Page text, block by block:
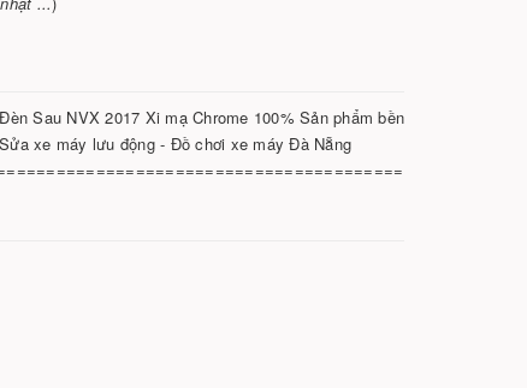
Sau NVX 2017 Xi mạ Chrome 100% Sản phẩm bền
xe máy lưu động - Đồ chơi xe máy Đà Nẵng